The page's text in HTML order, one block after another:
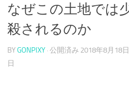
なぜこの土地では
殺されるのか
BYGONPIXY · 公開済み 2018年8月18日
日